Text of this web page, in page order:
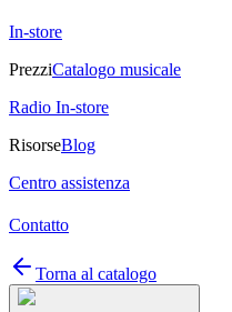
In-store
PrezziCatalogo musicale
Radio In-store
RisorseBlog
Centro assistenza
Contatto
Torna al catalogo